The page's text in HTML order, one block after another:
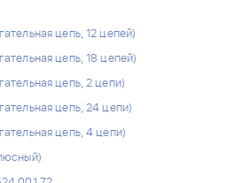
цепь, 12 цепей)
цепь, 18 цепей)
цепь, 2 цепи)
цепь, 24 цепи)
цепь, 4 цепи)